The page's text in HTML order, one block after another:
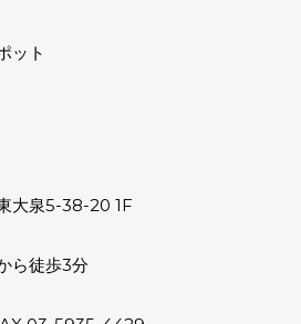
ット
大泉5-38-20 1F
ら徒歩3分